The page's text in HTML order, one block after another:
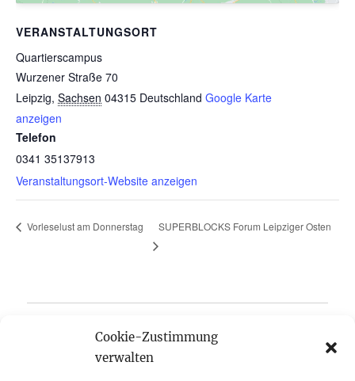
Cookie-Zustimmung
verwalten
VERANSTALTUNGSORT
Quartierscampus
Wurzener Straße 70
Leipzig, Sachsen 04315 Deutschland Google Karte
anzeigen
Telefon
0341 35137913
Veranstaltungsort-Website anzeigen
Vorleselust am Donnerstag SUPERBLOCKS Forum Leipziger Osten